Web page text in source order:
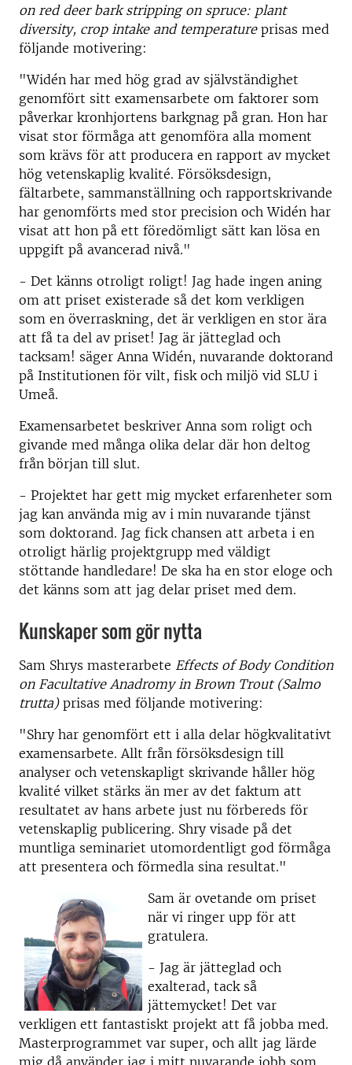
on red deer bark stripping on spruce: plant
diversity, crop intake and temperatureprisas med
följande motivering:
"Widén har med hög grad av självständighet
genomfört sitt examensarbete om faktorer som
påverkar kronhjortens barkgnag på gran. Hon har
visat stor förmåga att genomföra alla moment
som krävs för att producera en rapport av mycket
hög vetenskaplig kvalité. Försöksdesign,
fältarbete, sammanställning och rapportskrivande
har genomförts med stor precision och Widén har
visat att hon på ett föredömligt sätt kan lösa en
uppgift på avancerad nivå."
- Det känns otroligt roligt! Jag hade ingen aning
om att priset existerade så det kom verkligen
som en överraskning, det är verkligen en stor ära
att få ta del av priset! Jag är jätteglad och
tacksam! säger Anna Widén, nuvarande doktorand
på Institutionen för vilt, fisk och miljö vid SLU i
Umeå.
Examensarbetet beskriver Anna som roligt och
givande med många olika delar där hon deltog
från början till slut.
- Projektet har gett mig mycket erfarenheter som
jag kan använda mig av i min nuvarande tjänst
som doktorand. Jag fick chansen att arbeta i en
otroligt härlig projektgrupp med väldigt
stöttande handledare! De ska ha en stor eloge och
det känns som att jag delar priset med dem.
Kunskaper som gör nytta
Sam Shrys masterarbete Effects of Body Condition
on Facultative Anadromy in Brown Trout (Salmo
trutta)prisas med följande motivering:
"Shry har genomfört ett i alla delar högkvalitativt
examensarbete. Allt från försöksdesign till
analyser och vetenskapligt skrivande håller hög
kvalité vilket stärks än mer av det faktum att
resultatet av hans arbete just nu förbereds för
vetenskaplig publicering. Shry visade på det
muntliga seminariet utomordentligt god förmåga
att presentera och förmedla sina resultat."
Sam är ovetande om priset
när vi ringer upp för att
gratulera.
- Jag är jätteglad och
exalterad, tack så
jättemycket! Det var
verkligen ett fantastiskt projekt att få jobba med.
Masterprogrammet var super, och allt jag lärde
mig då använder jag i mitt nuvarande jobb som